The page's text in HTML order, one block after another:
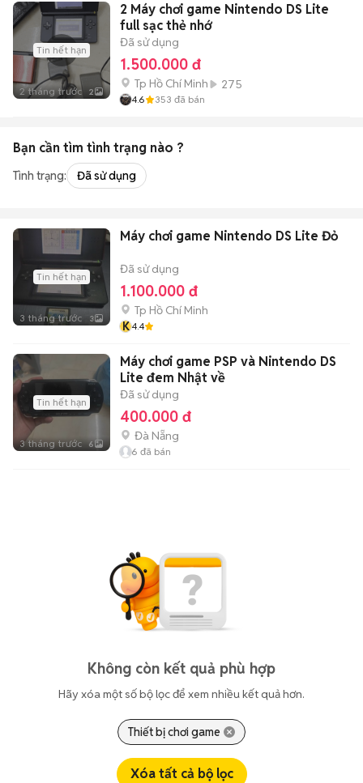
Tin hết hạn
2 tháng trước 2
2 Máy chơi game Nintendo DS Lite
full sạc thẻ nhớ
Đã sử dụng
1.500.000 đ
Tp Hồ Chí Minh 275
4.6 353 đã bán
Bạn cần tìm tình trạng nào ?
Tình trạng: Đã sử dụng
Tin hết hạn
3 tháng trước 3
Máy chơi game Nintendo DS Lite Đỏ
Đã sử dụng
1.100.000 đ
Tp Hồ Chí Minh
K4.4
Tin hết hạn
3 tháng trước 6
Máy chơi game PSP và Nintendo DS
Lite đem Nhật về
Đã sử dụng
400.000 đ
Đà Nẵng
6 đã bán
Không còn kết quả phù hợp
Hãy xóa một số bộ lọc để xem nhiều kết quả hơn.
Thiết bị chơi game
Xóa tất cả bộ lọc